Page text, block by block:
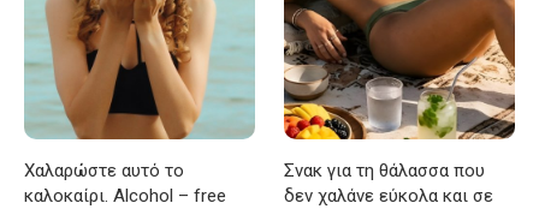
Χαλαρώστε αυτό το
καλοκαίρι. Alcohol – free
Σνακ για τη θάλασσα που
δεν χαλάνε εύκολα και σε